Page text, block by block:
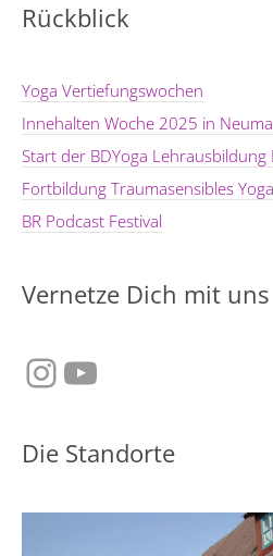
Rückblick
Yoga Vertiefungswochen
Innehalten Woche 2025 in
Start der BDYoga Lehrausbildung
Fortbildung Traumasensibles
BR Podcast Festival
Vernetze Dich mit uns
Instagram
YouTube
Die Standorte